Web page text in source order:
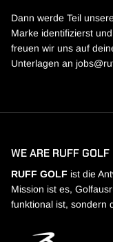
Dann werde Teil
Marke identifizierst
freuen wir uns auf
Unterlagen an
WE ARE RUFF GOLF
RUFF GOLF ist die
Mission ist es,
funktional ist, sondern